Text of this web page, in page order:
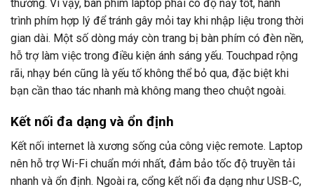
thường. Vì vậy, bàn phím laptop phải có độ nảy tốt, hành
trình phím hợp lý để tránh gây mỏi tay khi nhập liệu trong thời
gian dài. Một số dòng máy còn trang bị bàn phím có đèn nền,
hỗ trợ làm việc trong điều kiện ánh sáng yếu. Touchpad rộng
rãi, nhạy bén cũng là yếu tố không thể bỏ qua, đặc biệt khi
bạn cần thao tác nhanh mà không mang theo chuột ngoài.
Kết nối đa dạng và ổn định
Kết nối internet là xương sống của công việc remote. Laptop
nên hỗ trợ Wi-Fi chuẩn mới nhất, đảm bảo tốc độ truyền tải
nhanh và ổn định. Ngoài ra, cổng kết nối đa dạng như USB-C,